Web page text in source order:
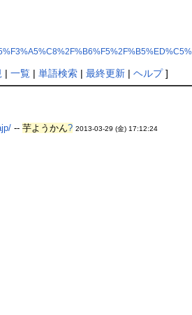
| 一覧| 単語検索| 最終更新| ヘルプ]
--芋ようかん? 2013-03-29 (金) 17:12:24